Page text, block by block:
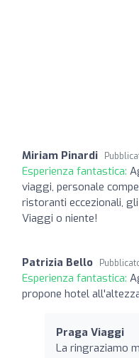
Miriam Pinardi
Esperienza fantastica:
viaggi, personale
ristoranti eccezionali,
Viaggi o niente!
Patrizia Bello
Esperienza fantastica:
propone hotel
Praga Viaggi
La ringraziamo